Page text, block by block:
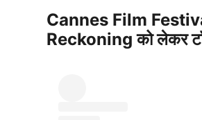
Cannes Film
Reckoning को लेकर